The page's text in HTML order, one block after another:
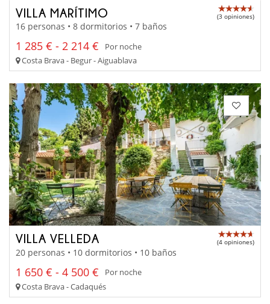
VILLA MARÍTIMO (3 opiniones)
16 personas • 8 dormitorios • 7 baños
1 285 € - 2 214 €
Por noche
Costa Brava - Begur - Aiguablava
VILLA VELLEDA (4 opiniones)
20 personas • 10 dormitorios • 10 baños
1 650 € - 4 500 €
Por noche
Costa Brava - Cadaqués